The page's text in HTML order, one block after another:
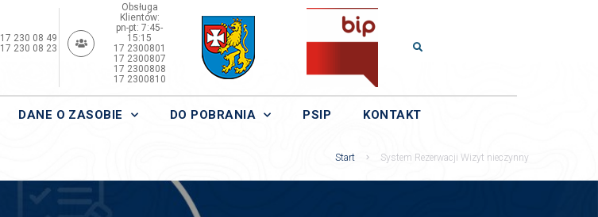
17 230 08 49
17 230 08 23
Obsługa
Klientów:
pn-pt: 7:45-
15:15
17 2300801
17 2300807
17 2300808
17 2300810
DANE O ZASOBIE DO POBRANIA PSIP KONTAKT
Start System Rezerwacji Wizyt nieczynny